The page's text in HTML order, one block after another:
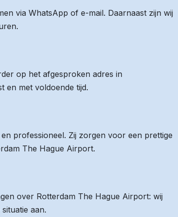
via WhatsApp of e-mail. Daarnaast zijn wij
op het afgesproken adres in
en met voldoende tijd.
professioneel. Zij zorgen voor een prettige
The Hague Airport.
over Rotterdam The Hague Airport: wij
aan.